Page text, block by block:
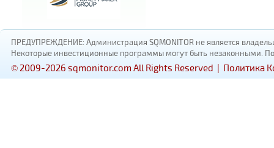
ПРЕДУПРЕЖДЕНИЕ: Администрация SQMONITOR не является
Некоторые инвестиционные программы могут быть незаконными.
© 2009-2026 sqmonitor.com All Rights Reserved | Политика